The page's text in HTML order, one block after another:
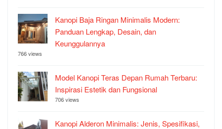
Kanopi Baja Ringan Minimalis Modern:
Panduan Lengkap, Desain, dan
Keunggulannya
766 views
Model Kanopi Teras Depan Rumah Terbaru:
Inspirasi Estetik dan Fungsional
706 views
Kanopi Alderon Minimalis: Jenis, Spesifikasi,